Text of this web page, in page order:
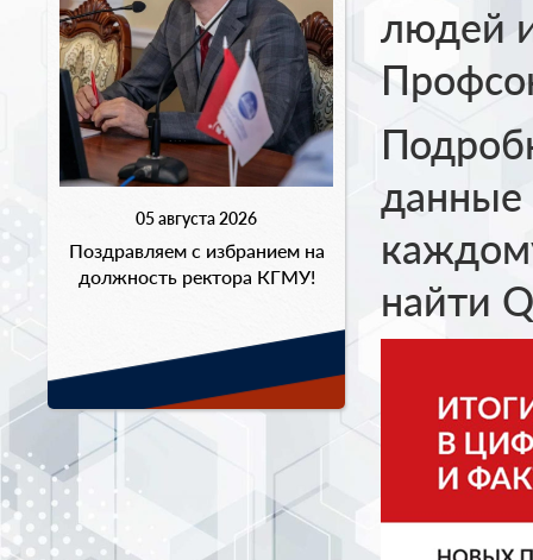
05 августа 2026
Поздравляем с избранием на
должность ректора КГМУ!
людей
данные
найти